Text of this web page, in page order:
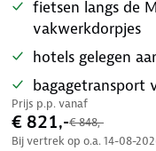
fietsen langs de
vakwerkdorpjes
hotels gelegen
bagagetransport
Prijs p.p. vanaf
€ 821,-€ 848,-
Bij vertrek op o.a. 14-08-